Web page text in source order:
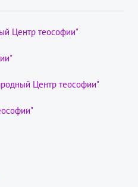
Центр теософии"
Центр теософии"